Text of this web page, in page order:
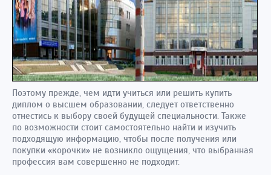
Поэтому прежде, чем идти учиться или решить купить
диплом о высшем образовании, следует ответственно
отнестись к выбору своей будущей специальности. Также
по возможности стоит самостоятельно найти и изучить
подходящую информацию, чтобы после получения или
покупки «корочки» не возникло ощущения, что выбранная
профессия вам совершенно не подходит.